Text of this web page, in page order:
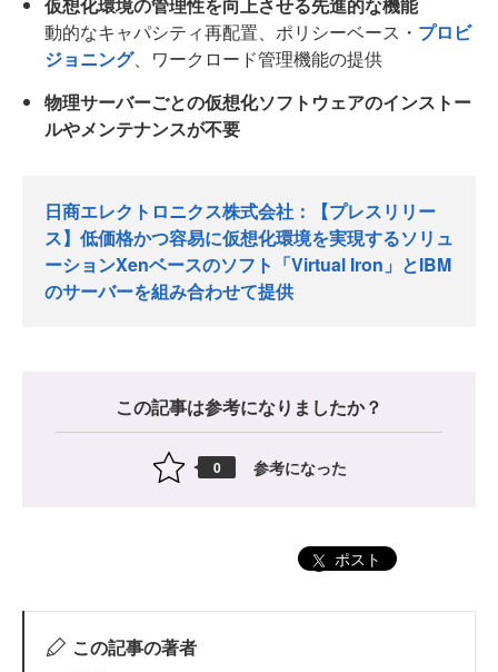
仮想化環境の管理性を向上させる先進的な機能
動的なキャパシティ再配置、ポリシーベース・ プロビ
ジョニング、ワークロード管理機能の提供
物理サーバーごとの仮想化ソフトウェアのインストー
ルやメンテナンスが不要
日商エレクトロニクス株式会社：【プレスリリー
ス】低価格かつ容易に仮想化環境を実現するソリュ
ーションXenベースのソフト「Virtual Iron」とIBM
のサーバーを組み合わせて提供
この記事は参考になりましたか？
0 参考になった
ポスト
この記事の著者